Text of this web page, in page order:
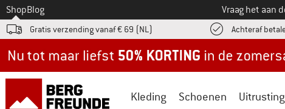
Naar
ShopBlog Vraag het aan
Gratis verzending vanaf € 69 (NL) Achteraf
Kleding Schoenen Uitrusting